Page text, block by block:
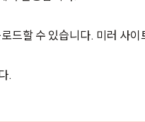
드할 수 있습니다. 미러 사이
.